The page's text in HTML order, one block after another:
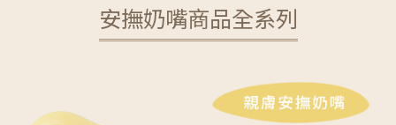
安撫奶嘴商品全系列